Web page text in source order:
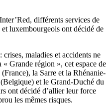
différents services de
luxembourgeois ont décidé de
maladies et accidents ne
« Grande région », cet espace de
la Sarre et la Rhénanie-
et le Grand-Duché du
ont décidé d’allier leur force
les mêmes risques.